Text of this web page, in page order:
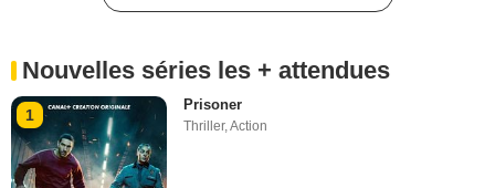
Nouvelles séries les + attendues
1
Prisoner
Thriller,Action